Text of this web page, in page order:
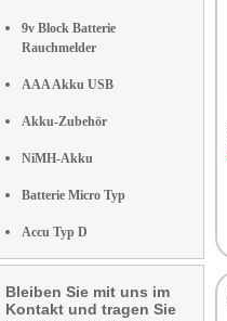
9v Block Batterie
Rauchmelder
AAA Akku USB
Akku-Zubehör
NiMH-Akku
Batterie Micro Typ
Accu Typ D
Bleiben Sie mit uns im
Kontakt und tragen Sie